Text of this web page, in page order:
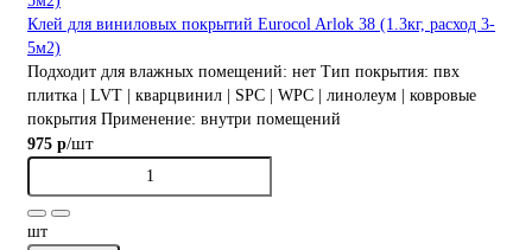
Клей для виниловых покрытий Eurocol Arlok 38 (1.3кг, расход 3-
5м2)
Подходит для влажных помещений: нет Тип покрытия: пвх
плитка | LVT | кварцвинил | SPC | WPC | линолеум | ковровые
покрытия Применение: внутри помещений
975 р/шт
шт